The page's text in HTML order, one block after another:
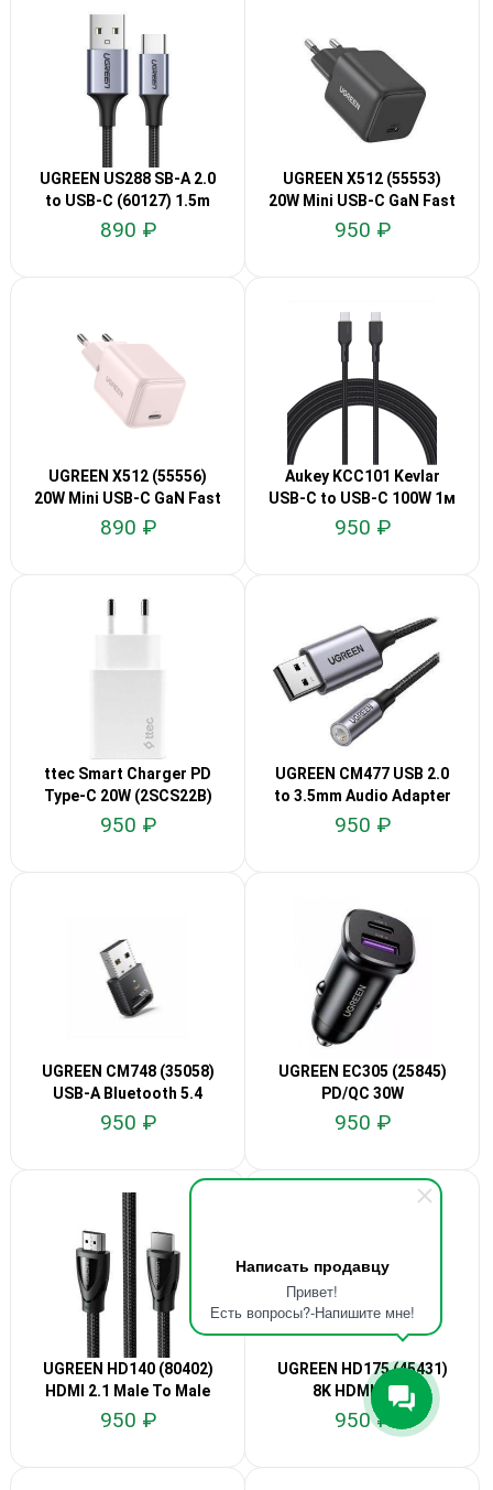
Написать продавцу
Привет!
Есть вопросы?-Напишите мне!
UGREEN US288 SB-A 2.0
to USB-C (60127) 1.5m
890 ₽
UGREEN X512 (55553)
20W Mini USB-C GaN Fast
Charge
950 ₽
UGREEN X512 (55556)
20W Mini USB-C GaN Fast
Charge
890 ₽
Aukey KCC101 Kevlar
USB-C to USB-C 100W 1м
950 ₽
ttec Smart Charger PD
Type-C 20W (2SCS22B)
950 ₽
UGREEN CM477 USB 2.0
to 3.5mm Audio Adapter
950 ₽
UGREEN CM748 (35058)
USB-A Bluetooth 5.4
Adapter
950 ₽
UGREEN EC305 (25845)
PD/QC 30W
950 ₽
UGREEN HD140 (80402)
HDMI 2.1 Male To Male
1,5 m.
950 ₽
UGREEN HD175 (45431)
8K HDMI 1,5м
950 ₽